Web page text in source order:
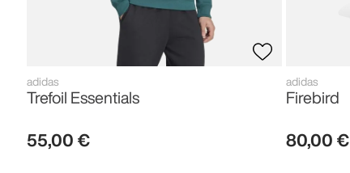
adidas
Trefoil Essentials
55,00 €
adidas
Firebird
80,00 €